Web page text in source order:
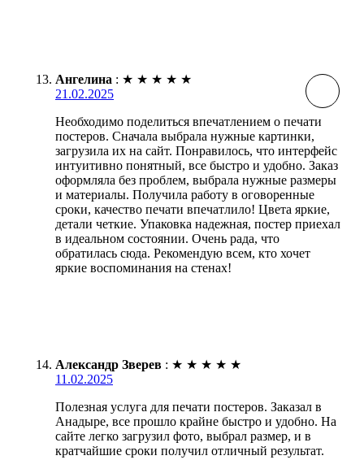
Ангелина : ★ ★ ★ ★ ★
21.02.2025
Необходимо поделиться впечатлением о печати
постеров. Сначала выбрала нужные картинки,
загрузила их на сайт. Понравилось, что интерфейс
интуитивно понятный, все быстро и удобно. Заказ
оформляла без проблем, выбрала нужные размеры
и материалы. Получила работу в оговоренные
сроки, качество печати впечатлило! Цвета яркие,
детали четкие. Упаковка надежная, постер приехал
в идеальном состоянии. Очень рада, что
обратилась сюда. Рекомендую всем, кто хочет
яркие воспоминания на стенах!
Александр Зверев : ★ ★ ★ ★ ★
11.02.2025
Полезная услуга для печати постеров. Заказал в
Анадыре, все прошло крайне быстро и удобно. На
сайте легко загрузил фото, выбрал размер, и в
кратчайшие сроки получил отличный результат.